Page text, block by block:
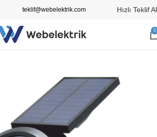
teklif@webelektrik.com Hızlı Teklif Al
0